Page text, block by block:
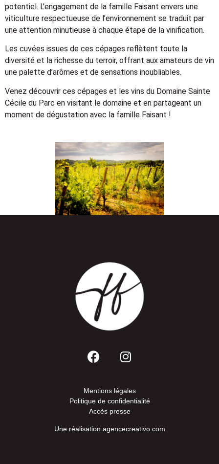
potentiel. L’engagement de la famille Faisant envers une
viticulture respectueuse de l’environnement se traduit par
une attention minutieuse à chaque étape de la vinification.
Les cuvées issues de ces cépages reflètent toute la
diversité et la richesse du terroir, offrant aux amateurs de vin
une palette d’arômes et de sensations inoubliables.
Venez découvrir ces cépages et les vins du Domaine Sainte
Cécile du Parc en visitant le domaine et en partageant un
moment de dégustation avec la famille Faisant !
Mentions légales
Politique de confidentialité
Accès presse
Une réalisation agencecreativo.com